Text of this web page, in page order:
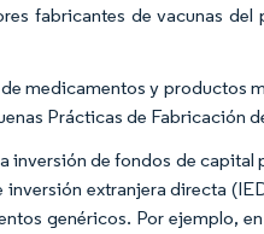
fabricantes de vacunas del
medicamentos y productos
Prácticas de Fabricación
inversión de fondos de capital
extranjera directa
genéricos. Por ejemplo,